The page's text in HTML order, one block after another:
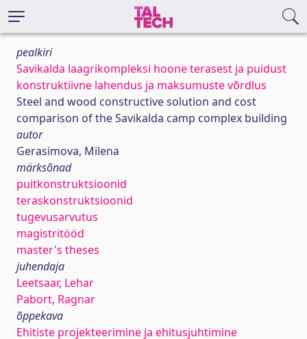
pealkiri
Savikalda laagrikompleksi hoone terasest ja puidust
konstruktiivne lahendus ja maksumuste võrdlus
Steel and wood constructive solution and cost
comparison of the Savikalda camp complex building
autor
Gerasimova, Milena
märksõnad
puitkonstruktsioonid
teraskonstruktsioonid
tugevusarvutus
magistritööd
master's theses
juhendaja
Leetsaar, Lehar
Pabort, Ragnar
õppekava
Ehitiste projekteerimine ja ehitusjuhtimine